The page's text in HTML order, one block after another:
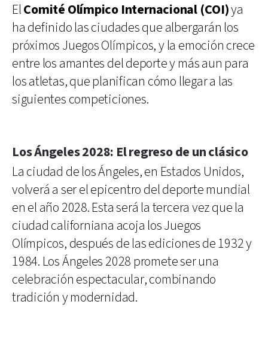
ElComité Olímpico Internacional (COI)ya
ha definido las ciudades que albergarán los
próximos Juegos Olímpicos, y la emoción crece
entre los amantes del deporte y más aun para
los atletas, que planifican cómo llegar a las
siguientes competiciones.
Los Ángeles 2028: El regreso de un clásico
La ciudad de los Ángeles, en Estados Unidos,
volverá a ser el epicentro del deporte mundial
en el año 2028. Esta será la tercera vez que la
ciudad californiana acoja los Juegos
Olímpicos, después de las ediciones de 1932 y
1984. Los Ángeles 2028 promete ser una
celebración espectacular, combinando
tradición y modernidad.